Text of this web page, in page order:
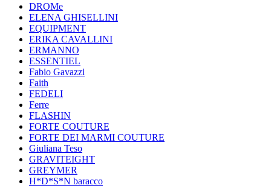
DROMe
ELENA GHISELLINI
EQUIPMENT
ERIKA CAVALLINI
ERMANNO
ESSENTIEL
Fabio Gavazzi
Faith
FEDELI
Ferre
FLASHIN
FORTE COUTURE
FORTE DEI MARMI COUTURE
Giuliana Teso
GRAVITEIGHT
GREYMER
H*D*S*N baracco